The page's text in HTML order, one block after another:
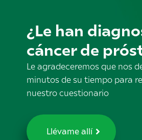
¿Le han
cáncer de
Le agradeceremos que nos
minutos de su tiempo para
nuestro cuestionario
Llévame allí